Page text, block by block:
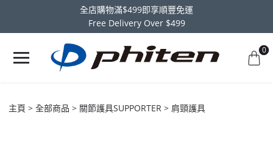
全店購物滿$499即享順豐免運
Free Delivery Over $499
0
主頁 全部商品 關節護具SUPPORTER 肩頸護具